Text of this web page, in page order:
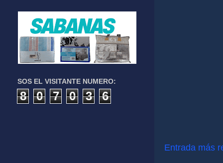
Entrada más
SOS EL VISITANTE NUMERO:
8 0 7 0 3 6